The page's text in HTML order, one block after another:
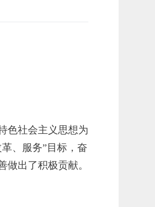
色社会主义思想为
、服务”目标 ，奋
出了积极贡献。